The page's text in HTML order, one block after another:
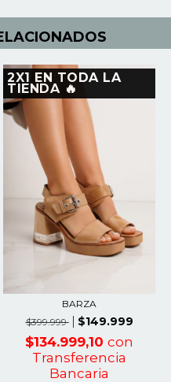
2X1 EN TODA LA
TIENDA 🔥
BARZA
$399.999
$149.999
$134.999,10 con
Transferencia
Bancaria